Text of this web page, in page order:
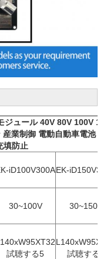
ジュール 40V 80V 100V
業制御 電動自動車電池
填防止
iD100V300AEK-
30~100V 30~150V
試聴する5
試聴する5